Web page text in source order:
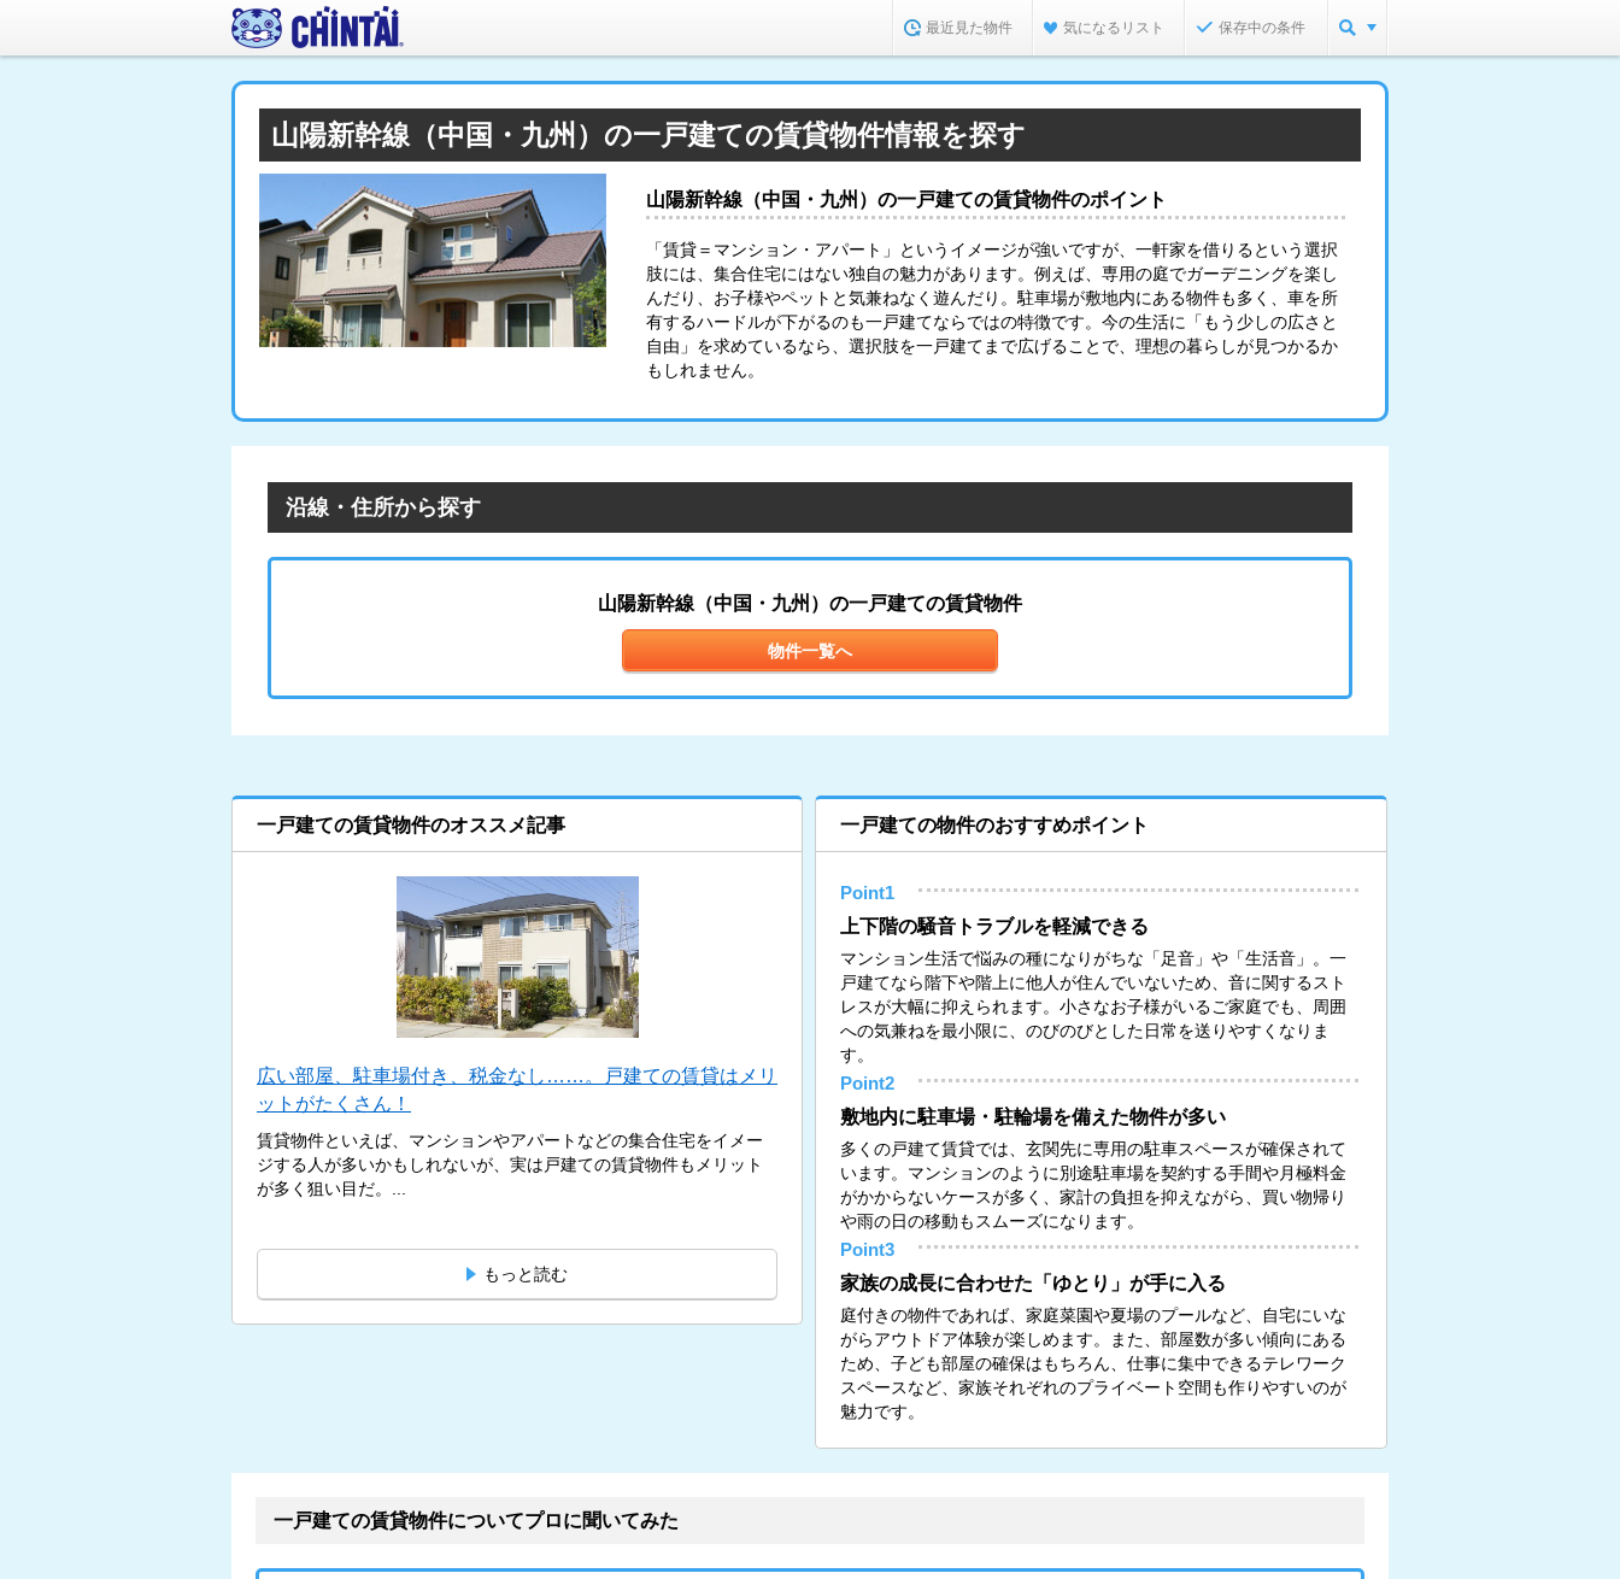
最近見た物件 気になるリスト 保存中の条件
山陽新幹線（中国・九州）の一戸建ての賃貸物件情報を探す
山陽新幹線（中国・九州）の一戸建ての賃貸物件のポイント
「賃貸＝マンション・アパート」というイメージが強いですが、一軒家を借りるという選択
肢には、集合住宅にはない独自の魅力があります。例えば、専用の庭でガーデニングを楽し
んだり、お子様やペットと気兼ねなく遊んだり。駐車場が敷地内にある物件も多く、車を所
有するハードルが下がるのも一戸建てならではの特徴です。今の生活に「もう少しの広さと
自由」を求めているなら、選択肢を一戸建てまで広げることで、理想の暮らしが見つかるか
もしれません。
沿線・住所から探す
山陽新幹線（中国・九州）の一戸建ての賃貸物件
物件一覧へ
一戸建ての賃貸物件のオススメ記事
広い部屋、駐車場付き、税金なし……。戸建ての賃貸はメリ
ットがたくさん！
賃貸物件といえば、マンションやアパートなどの集合住宅をイメー
ジする人が多いかもしれないが、実は戸建ての賃貸物件もメリット
が多く狙い目だ。...
もっと読む
一戸建ての物件のおすすめポイント
Point1
上下階の騒音トラブルを軽減できる
マンション生活で悩みの種になりがちな「足音」や「生活音」。一
戸建てなら階下や階上に他人が住んでいないため、音に関するスト
レスが大幅に抑えられます。小さなお子様がいるご家庭でも、周囲
への気兼ねを最小限に、のびのびとした日常を送りやすくなりま
す。
Point2
敷地内に駐車場・駐輪場を備えた物件が多い
多くの戸建て賃貸では、玄関先に専用の駐車スペースが確保されて
います。マンションのように別途駐車場を契約する手間や月極料金
がかからないケースが多く、家計の負担を抑えながら、買い物帰り
や雨の日の移動もスムーズになります。
Point3
家族の成長に合わせた「ゆとり」が手に入る
庭付きの物件であれば、家庭菜園や夏場のプールなど、自宅にいな
がらアウトドア体験が楽しめます。また、部屋数が多い傾向にある
ため、子ども部屋の確保はもちろん、仕事に集中できるテレワーク
スペースなど、家族それぞれのプライベート空間も作りやすいのが
魅力です。
一戸建ての賃貸物件についてプロに聞いてみた